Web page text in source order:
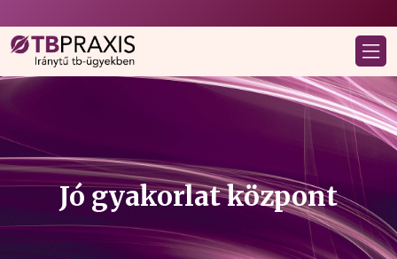
Jó gyakorlat központ